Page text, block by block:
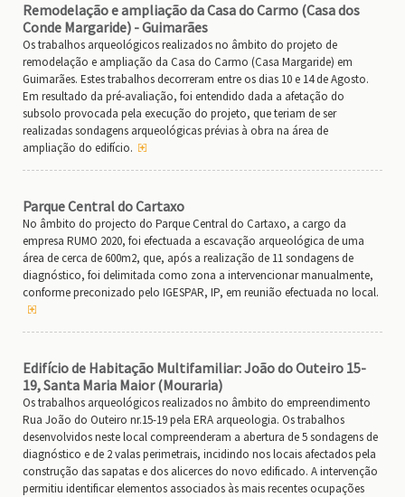
Remodelação e ampliação da Casa do Carmo (Casa dos
Conde Margaride) - Guimarães
Os trabalhos arqueológicos realizados no âmbito do projeto de
remodelação e ampliação da Casa do Carmo (Casa Margaride) em
Guimarães. Estes trabalhos decorreram entre os dias 10 e 14 de Agosto.
Em resultado da pré-avaliação, foi entendido dada a afetação do
subsolo provocada pela execução do projeto, que teriam de ser
realizadas sondagens arqueológicas prévias à obra na área de
ampliação do edifício.
Parque Central do Cartaxo
No âmbito do projecto do Parque Central do Cartaxo, a cargo da
empresa RUMO 2020, foi efectuada a escavação arqueológica de uma
área de cerca de 600m2, que, após a realização de 11 sondagens de
diagnóstico, foi delimitada como zona a intervencionar manualmente,
conforme preconizado pelo IGESPAR, IP, em reunião efectuada no local.
Edifício de Habitação Multifamiliar: João do Outeiro 15-
19, Santa Maria Maior (Mouraria)
Os trabalhos arqueológicos realizados no âmbito do empreendimento
Rua João do Outeiro nr.15-19 pela ERA arqueologia. Os trabalhos
desenvolvidos neste local compreenderam a abertura de 5 sondagens de
diagnóstico e de 2 valas perimetrais, incidindo nos locais afectados pela
construção das sapatas e dos alicerces do novo edificado. A intervenção
permitiu identificar elementos associados às mais recentes ocupações